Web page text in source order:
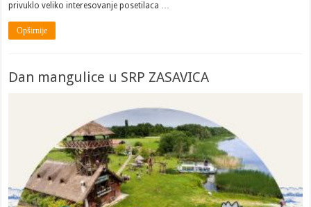
privuklo veliko interesovanje posetilaca …
Opširnije
Dan mangulice u SRP ZASAVICA